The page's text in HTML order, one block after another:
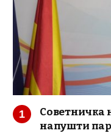
Советничка
напушти